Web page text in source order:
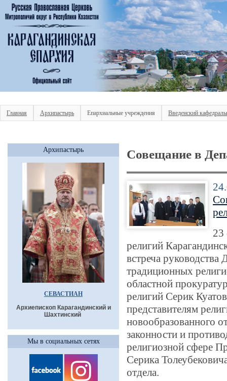
Главная Архипастырь Епархиальные учреждения Введенский
Архипастырь
СЕВАСТИАН
Архиепископ Карагандинский и
Шахтинский
Мы в социальных сетях
Совещание в
23
религий
встреча руководства
традиционных
областной
религий Серик
представителям
новообразованного
законности и
религиозной сфере
Серика
отдела.